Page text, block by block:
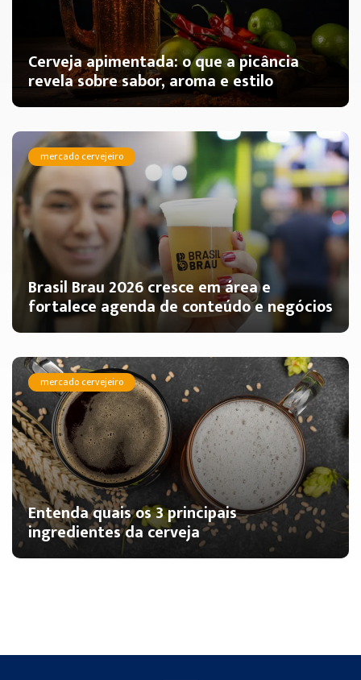
Cerveja apimentada: o que a picância
revela sobre sabor, aroma e estilo
mercado cervejeiro
Brasil Brau 2026 cresce em área e
fortalece agenda de conteúdo e negócios
mercado cervejeiro
Entenda quais os 3 principais
ingredientes da cerveja